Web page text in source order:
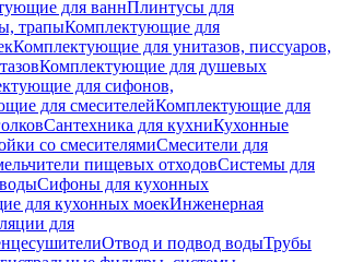
для ваннПлинтусы для
трапыКомплектующие для
Комплектующие для унитазов, писсуаров,
Комплектующие для душевых
для сифонов,
для смесителейКомплектующие для
Сантехника для кухниКухонные
со смесителямиСмесители для
пищевых отходовСистемы для
Сифоны для кухонных
для кухонных моекИнженерная
для
Отвод и подвод водыТрубы